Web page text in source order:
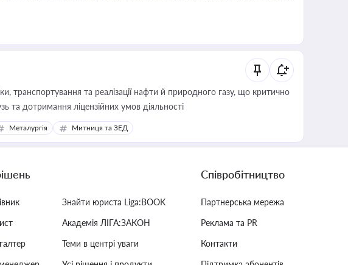
транспортування та реалізації нафти й природного газу, що критично
та дотримання ліцензійних умов діяльності
Металургія Митниця та ЗЕД
Знайти юриста Liga:BOOK
Академія ЛІГА:ЗАКОН
Теми в центрі уваги
Співробітництво
Партнерська мережа
Реклама та PR
Контакти